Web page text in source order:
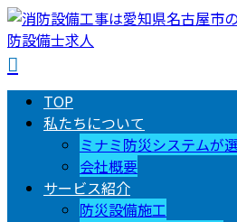
TOP
私たちについて
ミナミ防災システムが
会社概要
サービス紹介
防災設備施工